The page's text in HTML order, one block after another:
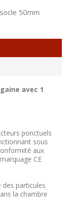
50mm
avec 1
ponctuels
sous
aux
CE
particules
la chambre